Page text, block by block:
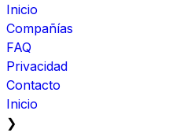
Inicio
Compañías
FAQ
Privacidad
Contacto
Inicio
❯